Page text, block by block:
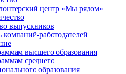
центр «Мы рядом»
выпускников
компаний-работодателей
высшего образования
среднего
образования